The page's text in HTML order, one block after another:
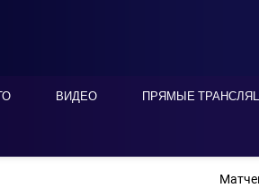
ВИДЕО ПРЯМЫЕ